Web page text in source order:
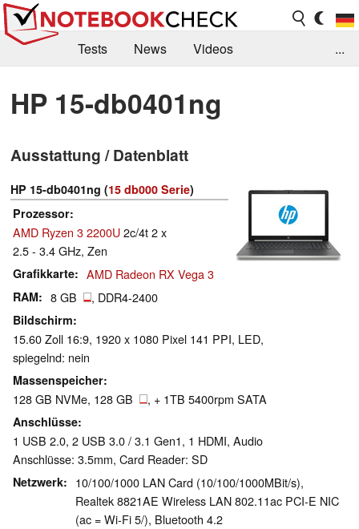
Tests News
Videos
Kaufberatung
Deals Suche
Forum
...
HP 15-db0401ng
Ausstattung / Datenblatt
HP 15-db0401ng (15 db000 Serie)
Prozessor
AMD Ryzen 3 2200U2c/4t 2 x
2.5 - 3.4 GHz, Zen
Grafikkarte AMD Radeon RX Vega 3
RAM 8 GB , DDR4-2400
Bildschirm
15.60 Zoll 16:9, 1920 x 1080 Pixel 141 PPI, LED,
spiegelnd: nein
Massenspeicher
128 GB NVMe, 128 GB , + 1TB 5400rpm SATA
Anschlüsse
1 USB 2.0, 2 USB 3.0 / 3.1 Gen1, 1 HDMI, Audio
Anschlüsse: 3.5mm, Card Reader: SD
Netzwerk
10/100/1000 LAN Card (10/100/1000MBit/s),
Realtek 8821AE Wireless LAN 802.11ac PCI-E NIC
(ac = Wi-Fi 5/), Bluetooth 4.2